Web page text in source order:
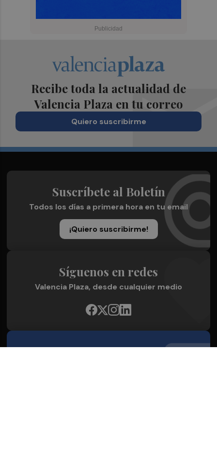
Recibe toda la actualidad de
Valencia Plaza en tu correo
Quiero suscribirme
Suscríbete al Boletín
Todos los días a primera hora en tu email
¡Quiero suscribirme!
Síguenos en redes
Valencia Plaza, desde cualquier medio
Quienes Somos